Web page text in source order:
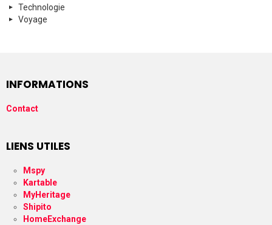
Technologie
Voyage
INFORMATIONS
Contact
LIENS UTILES
Mspy
Kartable
MyHeritage
Shipito
HomeExchange